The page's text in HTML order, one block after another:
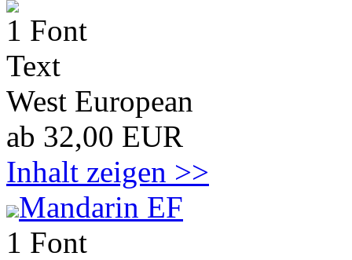
1 Font
Text
West European
ab 32,00 EUR
Inhalt zeigen >>
Mandarin EF
1 Font